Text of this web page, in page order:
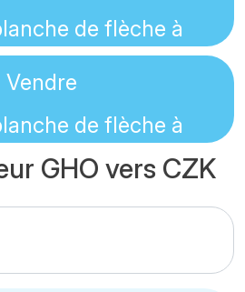
Vendre
GHO vers CZK